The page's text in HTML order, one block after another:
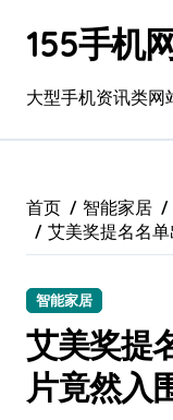
155手机网
大型手机资讯类网
首页 智能家居
艾美奖提名名
智能家居
艾美奖提
片竟然入